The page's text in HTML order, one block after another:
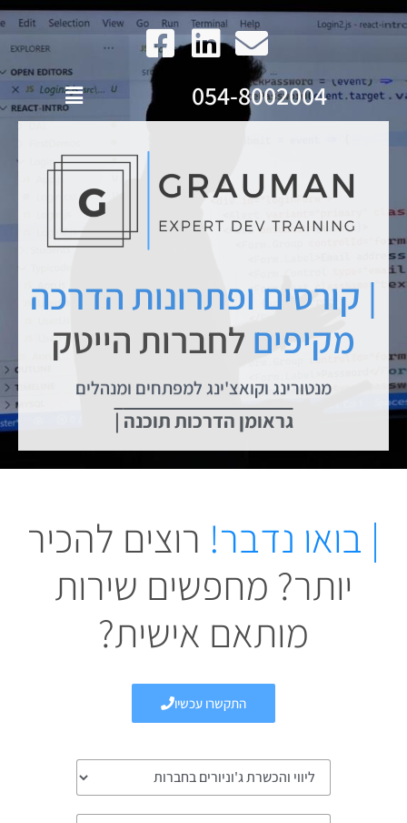
054-8002004
| קורסים ופתרונות הדרכה
מקיפים לחברות הייטק
מנטורינג וקואצ'ינג למפתחים ומנהלים
| גראומן הדרכות תוכנה
| בואו נדבר! רוצים להכיר
יותר? מחפשים שירות
מותאם אישית?
התקשרו עכשיו